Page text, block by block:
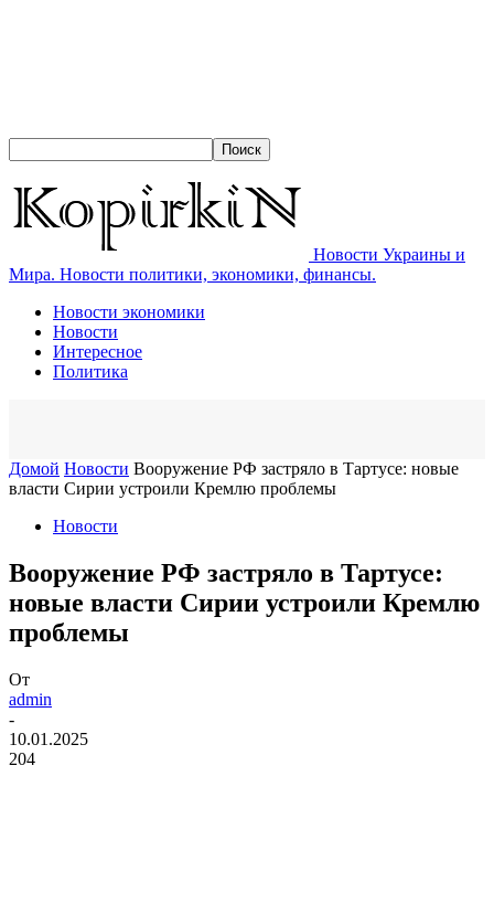
Новости Украины и
Мира. Новости политики, экономики, финансы.
Новости экономики
Новости
Интересное
Политика
Домой Новости Вооружение РФ застряло в Тартусе: новые
власти Сирии устроили Кремлю проблемы
Новости
Вооружение РФ застряло в Тартусе:
новые власти Сирии устроили Кремлю
проблемы
От
admin
-
10.01.2025
204